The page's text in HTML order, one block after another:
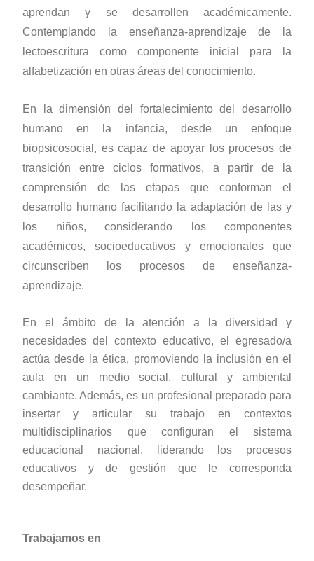
aprendan y se desarrollen académicamente.
Contemplando la enseñanza-aprendizaje de la
lectoescritura como componente inicial para la
alfabetización en otras áreas del conocimiento.
En la dimensión del fortalecimiento del desarrollo
humano en la infancia, desde un enfoque
biopsicosocial, es capaz de apoyar los procesos de
transición entre ciclos formativos, a partir de la
comprensión de las etapas que conforman el
desarrollo humano facilitando la adaptación de las y
los niños, considerando los componentes
académicos, socioeducativos y emocionales que
circunscriben los procesos de enseñanza-
aprendizaje.
En el ámbito de la atención a la diversidad y
necesidades del contexto educativo, el egresado/a
actúa desde la ética, promoviendo la inclusión en el
aula en un medio social, cultural y ambiental
cambiante. Además, es un profesional preparado para
insertar y articular su trabajo en contextos
multidisciplinarios que configuran el sistema
educacional nacional, liderando los procesos
educativos y de gestión que le corresponda
desempeñar.
Trabajamos en